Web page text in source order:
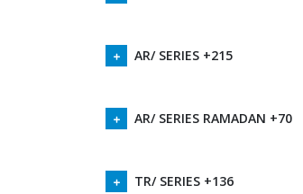
AR/ SERIES +215
AR/ SERIES RAMADAN +70
TR/ SERIES +136